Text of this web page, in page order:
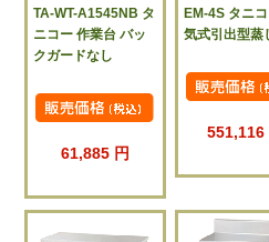
TA-WT-A1545NB タ
ニコー 作業台 バッ
クガードなし
61,885 円
EM-4S タニ
気式引出型蒸
551,116